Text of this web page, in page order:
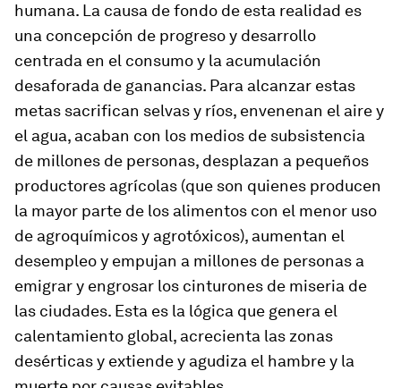
humana. La causa de fondo de esta realidad es
una concepción de progreso y desarrollo
centrada en el consumo y la acumulación
desaforada de ganancias. Para alcanzar estas
metas sacrifican selvas y ríos, envenenan el aire y
el agua, acaban con los medios de subsistencia
de millones de personas, desplazan a pequeños
productores agrícolas (que son quienes producen
la mayor parte de los alimentos con el menor uso
de agroquímicos y agrotóxicos), aumentan el
desempleo y empujan a millones de personas a
emigrar y engrosar los cinturones de miseria de
las ciudades. Esta es la lógica que genera el
calentamiento global, acrecienta las zonas
desérticas y extiende y agudiza el hambre y la